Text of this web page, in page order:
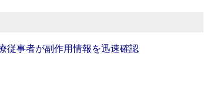
従事者が副作用情報を迅速確認